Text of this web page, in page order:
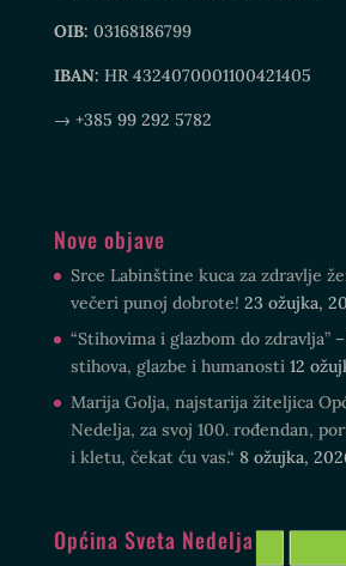
OIB: 03168186799
IBAN: HR 4324070001100421405
→ +385 99 292 5782
Nove objave
Srce Labinštine kuca za zdravlje
večeri punoj dobrote! 23 ožujka,
“Stihovima i glazbom do zdravlja”
stihova, glazbe i humanosti 12
Marija Golja, najstarija žiteljica
Nedelja, za svoj 100. rođendan,
i kletu, čekat ću vas.“ 8 ožujka,
Općina Sveta Nedelja